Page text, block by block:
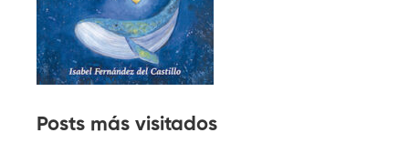
Posts más visitados